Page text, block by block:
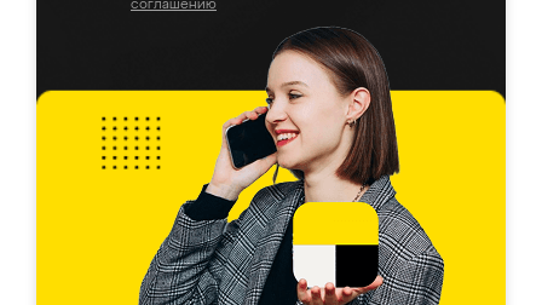
соглашению